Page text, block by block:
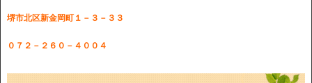
堺市北区新金岡町１－３－３３
０７２－２６０－４００４